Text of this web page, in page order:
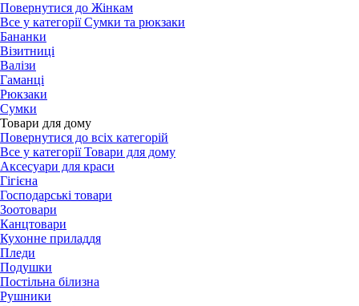
Повернутися до Жінкам
Все у категорії Сумки та рюкзаки
Бананки
Візитниці
Валізи
Гаманці
Рюкзаки
Сумки
Товари для дому
Повернутися до всіх категорій
Все у категорії Товари для дому
Аксесуари для краси
Гігієна
Господарські товари
Зоотовари
Канцтовари
Кухонне приладдя
Пледи
Подушки
Постільна білизна
Рушники